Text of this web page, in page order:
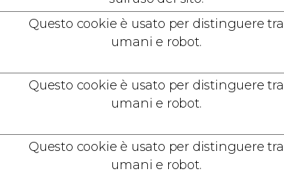
Questo cookie è usato per distinguere tra
umani e robot.
Questo cookie è usato per distinguere tra
umani e robot.
Questo cookie è usato per distinguere tra
umani e robot.